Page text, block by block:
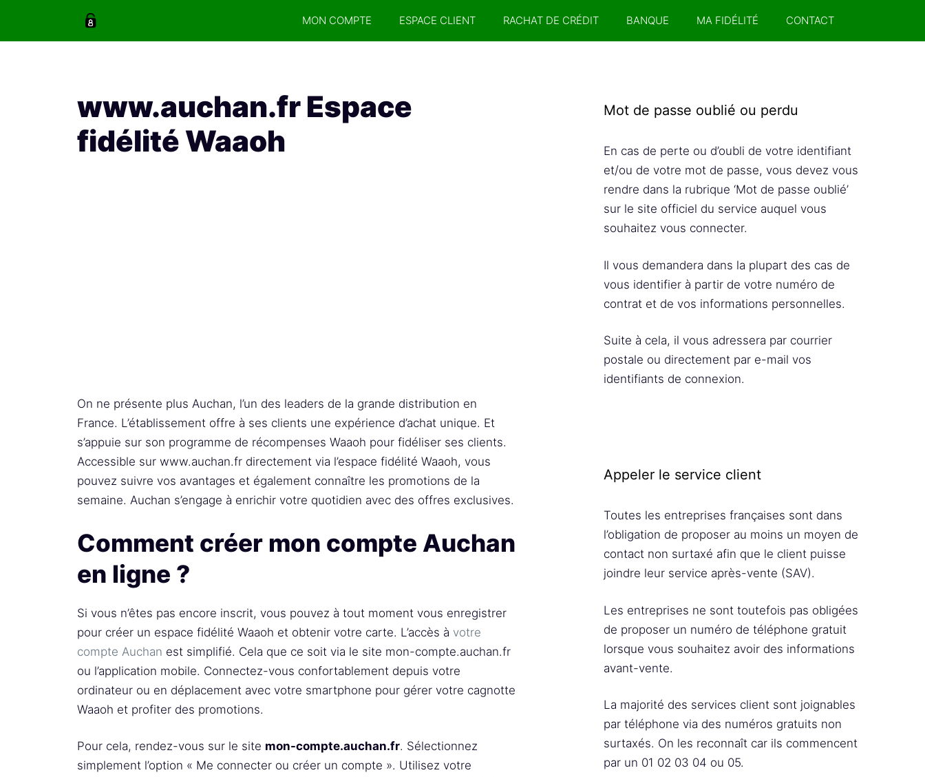
MON COMPTE ESPACE CLIENT RACHAT DE CRÉDIT BANQUE MA FIDÉLITÉ CONTACT
www.auchan.fr Espace
fidélité Waaoh
On ne présente plus Auchan, l’un des leaders de la grande distribution en
France. L’établissement offre à ses clients une expérience d’achat unique. Et
s’appuie sur son programme de récompenses Waaoh pour fidéliser ses clients.
Accessible sur www.auchan.fr directement via l’espace fidélité Waaoh, vous
pouvez suivre vos avantages et également connaître les promotions de la
semaine. Auchan s’engage à enrichir votre quotidien avec des offres exclusives.
Comment créer mon compte Auchan
en ligne ?
Si vous n’êtes pas encore inscrit, vous pouvez à tout moment vous enregistrer
pour créer un espace fidélité Waaoh et obtenir votre carte. L’accès à votre
compte Auchan est simplifié. Cela que ce soit via le site mon-compte.auchan.fr
ou l’application mobile. Connectez-vous confortablement depuis votre
ordinateur ou en déplacement avec votre smartphone pour gérer votre cagnotte
Waaoh et profiter des promotions.
Pour cela, rendez-vous sur le site mon-compte.auchan.fr. Sélectionnez
simplement l’option « Me connecter ou créer un compte ». Utilisez votre
Mot de passe oublié ou perdu
En cas de perte ou d’oubli de votre identifiant
et/ou de votre mot de passe, vous devez vous
rendre dans la rubrique ‘Mot de passe oublié’
sur le site officiel du service auquel vous
souhaitez vous connecter.
Il vous demandera dans la plupart des cas de
vous identifier à partir de votre numéro de
contrat et de vos informations personnelles.
Suite à cela, il vous adressera par courrier
postale ou directement par e-mail vos
identifiants de connexion.
Appeler le service client
Toutes les entreprises françaises sont dans
l’obligation de proposer au moins un moyen de
contact non surtaxé afin que le client puisse
joindre leur service après-vente (SAV).
Les entreprises ne sont toutefois pas obligées
de proposer un numéro de téléphone gratuit
lorsque vous souhaitez avoir des informations
avant-vente.
La majorité des services client sont joignables
par téléphone via des numéros gratuits non
surtaxés. On les reconnaît car ils commencent
par un 01 02 03 04 ou 05.